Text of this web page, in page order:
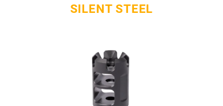
SILENT STEEL